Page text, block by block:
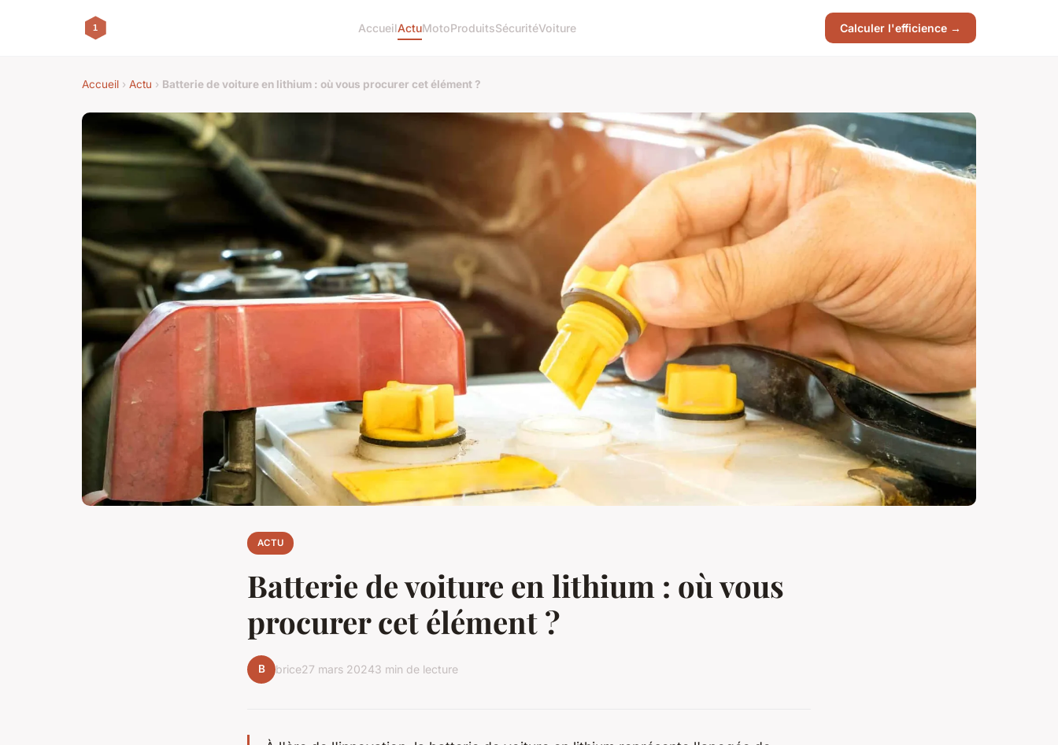
AccueilActuMotoProduitsSécuritéVoiture Calculer l'efficience →
Accueil › Actu › Batterie de voiture en lithium : où vous procurer cet élément ?
ACTU
Batterie de voiture en lithium : où vous
procurer cet élément ?
B brice27 mars 20243 min de lecture